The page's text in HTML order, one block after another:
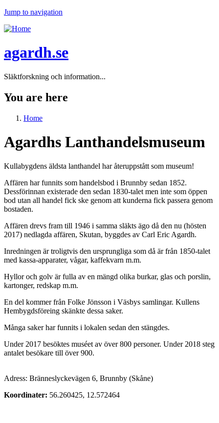
Jump to navigation
agardh.se
Släktforskning och information...
You are here
Home
Agardhs Lanthandelsmuseum
Kullabygdens äldsta lanthandel har återuppstått som museum!
Affären har funnits som handelsbod i Brunnby sedan 1852.
Dessförinnan existerade den sedan 1830-talet men inte som öppen
bod utan all handel fick ske genom att kunderna fick passera genom
bostaden.
Affären drevs fram till 1946 i samma släkts ägo då den nu (hösten
2017) nedlagda affären, Skutan, byggdes av Carl Eric Agardh.
Inredningen är troligtvis den ursprungliga som då är från 1850-talet
med kassa-apparater, vågar, kaffekvarn m.m.
Hyllor och golv är fulla av en mängd olika burkar, glas och porslin,
kartonger, redskap m.m.
En del kommer från Folke Jönsson i Väsbys samlingar. Kullens
Hembygdsföreing skänkte dessa saker.
Många saker har funnits i lokalen sedan den stängdes.
Under 2017 besöktes muséet av över 800 personer. Under 2018 steg
antalet besökare till över 900.
Adress: Bränneslyckevägen 6, Brunnby (Skåne)
Koordinater: 56.260425, 12.572464